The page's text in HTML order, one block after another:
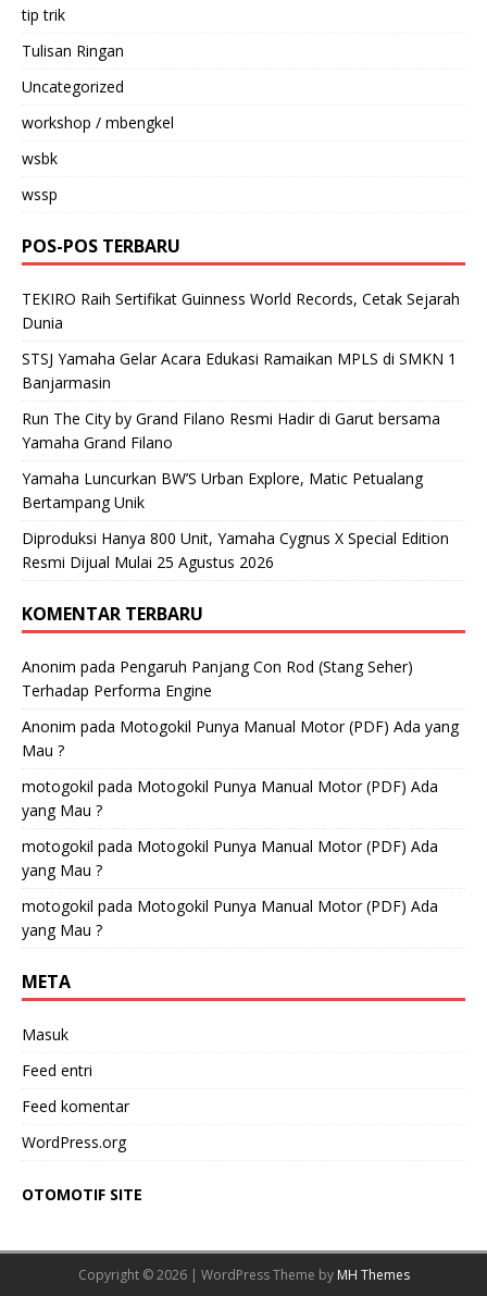
tip trik
Tulisan Ringan
Uncategorized
workshop / mbengkel
wsbk
wssp
POS-POS TERBARU
TEKIRO Raih Sertifikat Guinness World Records, Cetak Sejarah
Dunia
STSJ Yamaha Gelar Acara Edukasi Ramaikan MPLS di SMKN 1
Banjarmasin
Run The City by Grand Filano Resmi Hadir di Garut bersama
Yamaha Grand Filano
Yamaha Luncurkan BW’S Urban Explore, Matic Petualang
Bertampang Unik
Diproduksi Hanya 800 Unit, Yamaha Cygnus X Special Edition
Resmi Dijual Mulai 25 Agustus 2026
KOMENTAR TERBARU
Anonim pada Pengaruh Panjang Con Rod (Stang Seher)
Terhadap Performa Engine
Anonim pada Motogokil Punya Manual Motor (PDF) Ada yang
Mau ?
motogokil pada Motogokil Punya Manual Motor (PDF) Ada
yang Mau ?
motogokil pada Motogokil Punya Manual Motor (PDF) Ada
yang Mau ?
motogokil pada Motogokil Punya Manual Motor (PDF) Ada
yang Mau ?
META
Masuk
Feed entri
Feed komentar
WordPress.org
OTOMOTIF SITE
Copyright © 2026 | WordPress Theme by MH Themes